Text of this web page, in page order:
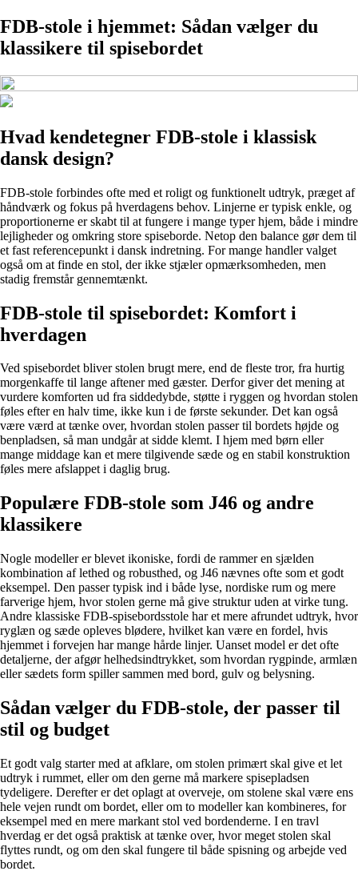
FDB-stole i hjemmet: Sådan vælger du
klassikere til spisebordet
Hvad kendetegner FDB-stole i klassisk
dansk design?
FDB-stole forbindes ofte med et roligt og funktionelt udtryk, præget af
håndværk og fokus på hverdagens behov. Linjerne er typisk enkle, og
proportionerne er skabt til at fungere i mange typer hjem, både i mindre
lejligheder og omkring store spiseborde. Netop den balance gør dem til
et fast referencepunkt i dansk indretning. For mange handler valget
også om at finde en stol, der ikke stjæler opmærksomheden, men
stadig fremstår gennemtænkt.
FDB-stole til spisebordet: Komfort i
hverdagen
Ved spisebordet bliver stolen brugt mere, end de fleste tror, fra hurtig
morgenkaffe til lange aftener med gæster. Derfor giver det mening at
vurdere komforten ud fra siddedybde, støtte i ryggen og hvordan stolen
føles efter en halv time, ikke kun i de første sekunder. Det kan også
være værd at tænke over, hvordan stolen passer til bordets højde og
benpladsen, så man undgår at sidde klemt. I hjem med børn eller
mange middage kan et mere tilgivende sæde og en stabil konstruktion
føles mere afslappet i daglig brug.
Populære FDB-stole som J46 og andre
klassikere
Nogle modeller er blevet ikoniske, fordi de rammer en sjælden
kombination af lethed og robusthed, og J46 nævnes ofte som et godt
eksempel. Den passer typisk ind i både lyse, nordiske rum og mere
farverige hjem, hvor stolen gerne må give struktur uden at virke tung.
Andre klassiske FDB-spisebordsstole har et mere afrundet udtryk, hvor
ryglæn og sæde opleves blødere, hvilket kan være en fordel, hvis
hjemmet i forvejen har mange hårde linjer. Uanset model er det ofte
detaljerne, der afgør helhedsindtrykket, som hvordan rygpinde, armlæn
eller sædets form spiller sammen med bord, gulv og belysning.
Sådan vælger du FDB-stole, der passer til
stil og budget
Et godt valg starter med at afklare, om stolen primært skal give et let
udtryk i rummet, eller om den gerne må markere spisepladsen
tydeligere. Derefter er det oplagt at overveje, om stolene skal være ens
hele vejen rundt om bordet, eller om to modeller kan kombineres, for
eksempel med en mere markant stol ved bordenderne. I en travl
hverdag er det også praktisk at tænke over, hvor meget stolen skal
flyttes rundt, og om den skal fungere til både spisning og arbejde ved
bordet.